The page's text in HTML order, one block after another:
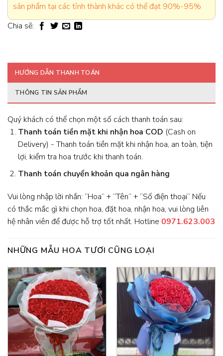
sản phẩm tại các tỉnh thành khác có thể đạt 90%-95%
Chia sẽ:
HƯỚNG DẪN THANH TOÁN
THÔNG TIN SẢN PHẨM
Quý khách có thể chọn một số cách thanh toán sau:
Thanh toán tiền mặt khi nhận hoa COD (Cash on
Delivery) - Thanh toán tiền mặt khi nhận hoa, an toàn, tiện
lợi, kiểm tra hoa trước khi thanh toán.
Thanh toán chuyển khoản qua ngân hàng
Vui lòng nhập lời nhắn: “Hoa” + “Tên” + “Số điện thoại” Nếu
có thắc mắc gì khi chọn hoa, đặt hoa, nhận hoa, vui lòng liên
hệ nhân viên để được hỗ trợ tốt nhất. Hotline 0971.623.003
NHỮNG MẪU HOA TƯƠI CŨNG LOẠI